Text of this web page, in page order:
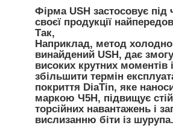
Фірма USH застосовує
своєї продукції
Так,
Наприклад, метод
винайдений USH, дає
високих крутних моментів
збільшити термін
покриття DiaTin, яке
маркою Ч5Н, підвищує
торсійних навантажень і
вислизанню біти із шурупа.